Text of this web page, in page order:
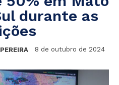
durante as
8 de outubro de 2024